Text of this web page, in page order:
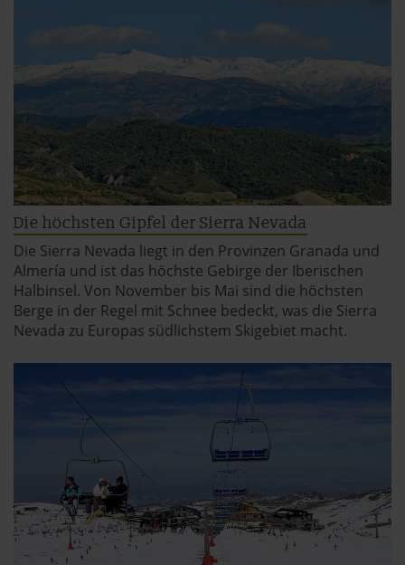
Die höchsten Gipfel der Sierra Nevada
Die Sierra Nevada liegt in den Provinzen Granada und
Almería und ist das höchste Gebirge der Iberischen
Halbinsel. Von November bis Mai sind die höchsten
Berge in der Regel mit Schnee bedeckt, was die Sierra
Nevada zu Europas südlichstem Skigebiet macht.